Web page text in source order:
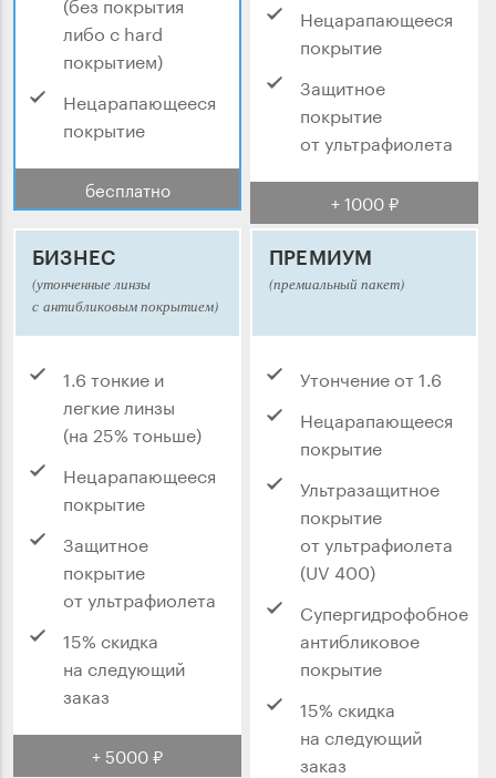
либо с hard
покрытием)
Нецарапающееся
покрытие
бесплатно
Нецарапающееся
покрытие
Защитное
покрытие
от ультрафиолета
+ 1000 ₽
БИЗНЕС
(утонченные линзы
с антибликовым покрытием)
1.6 тонкие и
легкие линзы
(на 25% тоньше)
Нецарапающееся
покрытие
Защитное
покрытие
от ультрафиолета
15% скидка
на следующий
заказ
+ 5000 ₽
ПРЕМИУМ
(премиальный пакет)
Утончение от 1.6
Нецарапающееся
покрытие
Ультразащитное
покрытие
от ультрафиолета
(UV 400)
Супергидрофобное
антибликовое
покрытие
15% скидка
на следующий
заказ